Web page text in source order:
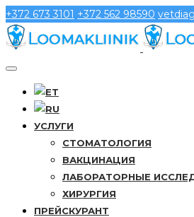
+372 673 3101 +372 562 98590
УСЛУГИ
СТОМАТОЛОГИЯ
ВАКЦИНАЦИЯ
ЛАБОРАТОРНЫЕ
ХИРУРГИЯ
ПРЕЙСКУРАНТ